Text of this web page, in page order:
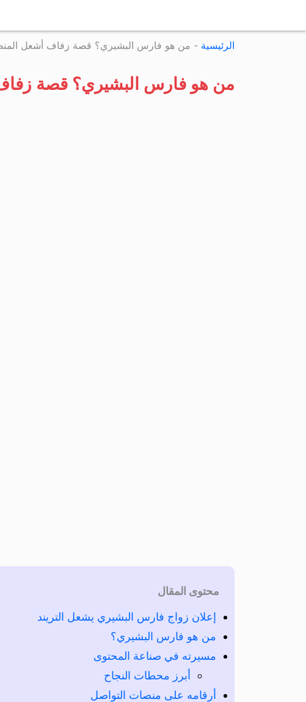
الرئيسية - من هو فارس البشيري؟ قصة زفاف أشعل
من هو فارس البشيري؟ قصة
محتوى المقال
إعلان زواج فارس البشيري يشعل التريند
من هو فارس البشيري؟
مسيرته في صناعة المحتوى
أبرز محطات النجاح
أرقامه على منصات التواصل